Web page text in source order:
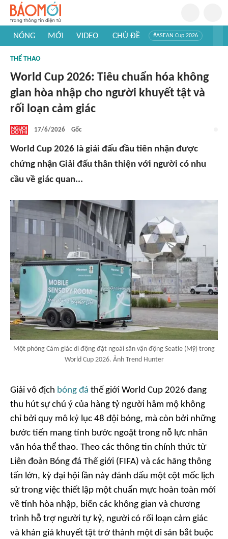
NÓNG MỚI VIDEO CHỦ ĐỀ #ASEAN Cup 2026
#Khám phá thế giới
THỂ THAO
World Cup 2026: Tiêu chuẩn hóa không
gian hòa nhập cho người khuyết tật và
rối loạn cảm giác
17/6/2026 Gốc
World Cup 2026 là giải đấu đầu tiên nhận được
chứng nhận Giải đấu thân thiện với người có nhu
cầu về giác quan...
Một phòng Cảm giác di động đặt ngoài sân vận động Seatle (Mỹ) trong
World Cup 2026. Ảnh Trend Hunter
Giải vô địch bóng đá thế giới World Cup 2026 đang
thu hút sự chú ý của hàng tỷ người hâm mộ không
chỉ bởi quy mô kỷ lục 48 đội bóng, mà còn bởi những
bước tiến mang tính bước ngoặt trong nỗ lực nhân
văn hóa thể thao. Theo các thông tin chính thức từ
Liên đoàn Bóng đá Thế giới (FIFA) và các hãng thông
tấn lớn, kỳ đại hội lần này đánh dấu một cột mốc lịch
sử trong việc thiết lập một chuẩn mực hoàn toàn mới
về tính hòa nhập, biến các không gian và chương
trình hỗ trợ người tự kỷ, người có rối loạn cảm giác
và khán giả khuyết tật trở thành một di sản bắt buộc